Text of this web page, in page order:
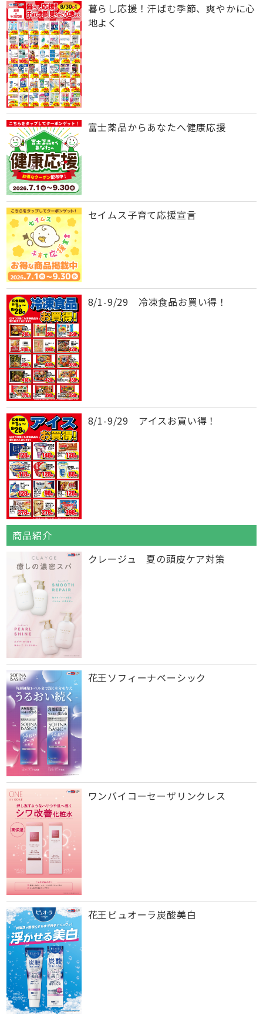
暮らし応援！汗ばむ季節、爽やかに心
地よく
富士薬品からあなたへ健康応援
セイムス子育て応援宣言
8/1-9/29 冷凍食品お買い得！
8/1-9/29 アイスお買い得！
商品紹介
クレージュ 夏の頭皮ケア対策
花王ソフィーナベーシック
ワンバイコーセーザリンクレス
花王ピュオーラ炭酸美白